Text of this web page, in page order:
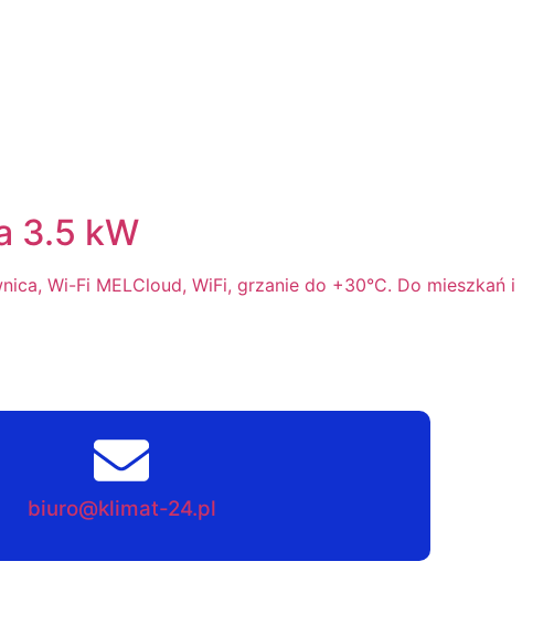
3.5 kW
Wi-Fi MELCloud, WiFi, grzanie do +30°C. Do mieszkań i
biuro@klimat-24.pl